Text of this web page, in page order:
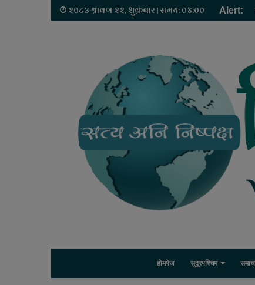
२०८३ श्रावण २२, शुक्रबार | समय: ०४:०० Alert:
होमपेज सुदूरपश्चिम